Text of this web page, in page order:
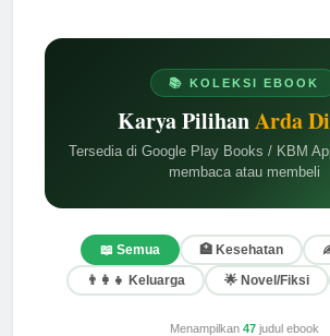
📚 KOLEKSI EBOOK
Karya PilihanArda
Tersedia di Google Play Books / KBM
membaca atau membeli
📖 Semua 🏥 Kesehatan
👨‍👩‍👧 Keluarga
🌟 Novel/Fiksi
Menampilkan 47judul ebook